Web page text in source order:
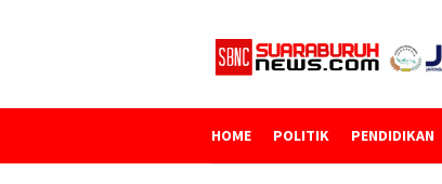
HOME POLITIK PENDIDIKAN